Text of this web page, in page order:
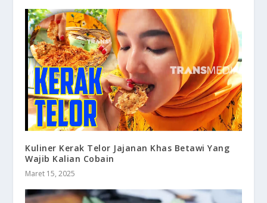
Kuliner Kerak Telor Jajanan Khas Betawi Yang
Wajib Kalian Cobain
Maret 15, 2025